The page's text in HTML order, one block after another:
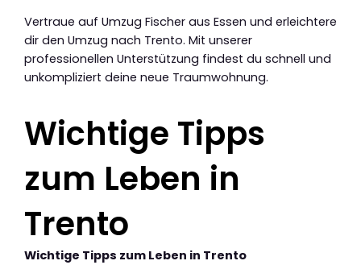
Vertraue auf Umzug Fischer aus Essen und erleichtere
dir den Umzug nach Trento. Mit unserer
professionellen Unterstützung findest du schnell und
unkompliziert deine neue Traumwohnung.
Wichtige Tipps
zum Leben in
Trento
Wichtige Tipps zum Leben in Trento